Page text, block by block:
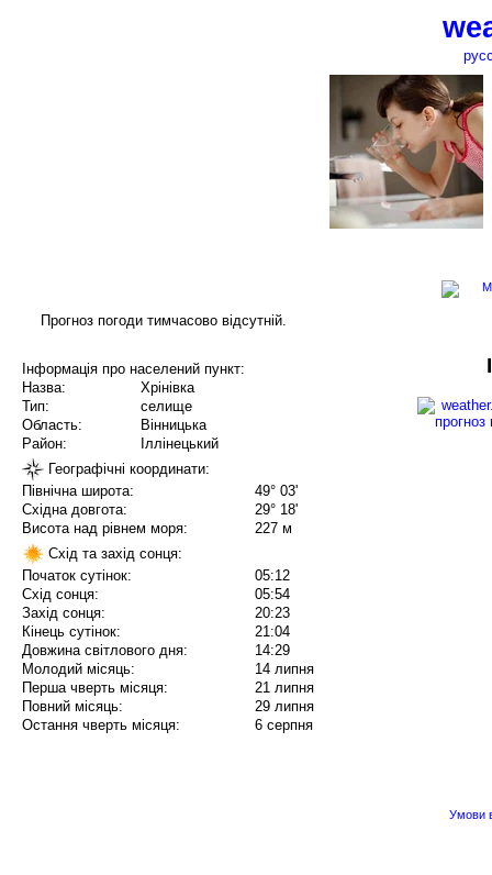
Прогноз погоди тимчасово відсутній.
Інформація про населений пункт:
Назва:
Хрінівка
Тип:
селище
Область:
Вінницька
Район:
Іллінецький
Географічні координати:
Північна широта:
49° 03'
Східна довгота:
29° 18'
Висота над рівнем моря:
227 м
Схід та захід сонця:
Початок сутінок:
05:12
Схід сонця:
05:54
Захід сонця:
20:23
Кінець сутінок:
21:04
Довжина світлового дня:
14:29
Молодий місяць:
14 липня
Перша чверть місяця:
21 липня
Повний місяць:
29 липня
Остання чверть місяця:
6 серпня
Умови